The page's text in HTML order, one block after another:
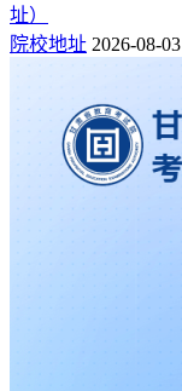
址）
院校地址 2026-08-03